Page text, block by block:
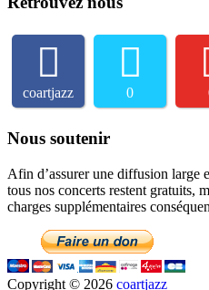
coartjazz 0
Nous soutenir
Afin d’assurer une diffusion large
tous nos concerts restent gratuits,
charges supplémentaires
Copyright © 2026 coartjazz